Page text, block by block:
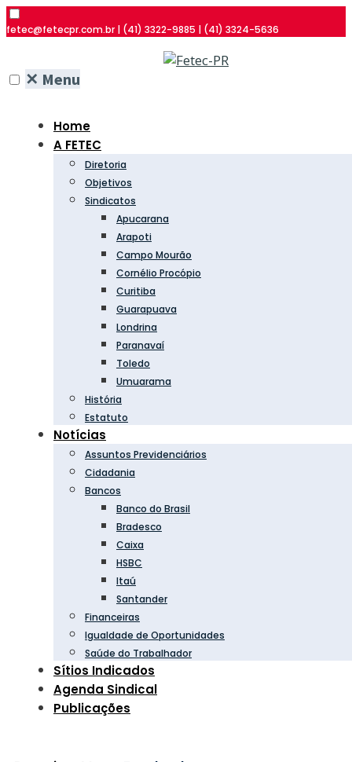
fetec@fetecpr.com.br | (41) 3322-9885 | (41) 3324-5636
✕ Menu
Home
A FETEC
Diretoria
Objetivos
Sindicatos
Apucarana
Arapoti
Campo Mourão
Cornélio Procópio
Curitiba
Guarapuava
Londrina
Paranavaí
Toledo
Umuarama
História
Estatuto
Notícias
Assuntos Previdenciários
Cidadania
Bancos
Banco do Brasil
Bradesco
Caixa
HSBC
Itaú
Santander
Financeiras
Igualdade de Oportunidades
Saúde do Trabalhador
Sítios Indicados
Agenda Sindical
Publicações